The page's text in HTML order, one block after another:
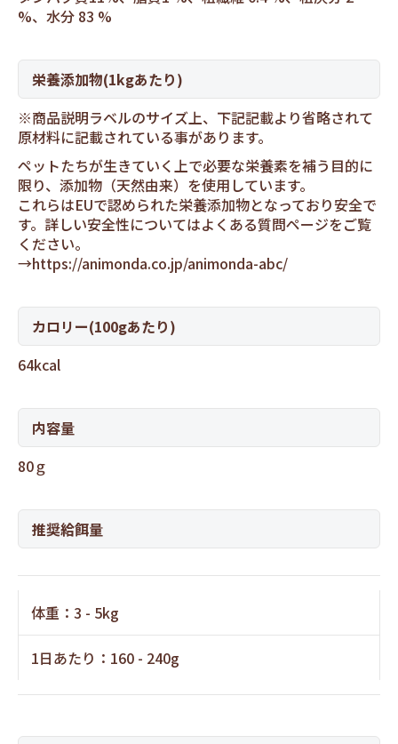
%、水分 83 %
栄養添加物(1kgあたり)
※商品説明ラベルのサイズ上、下記記載より省略されて
原材料に記載されている事があります。
ペットたちが生きていく上で必要な栄養素を補う目的に
限り、添加物（天然由来）を使用しています。
これらはEUで認められた栄養添加物となっており安全で
す。詳しい安全性についてはよくある質問ページをご覧
ください。
→https://animonda.co.jp/animonda-abc/
カロリー(100gあたり)
64kcal
内容量
80ｇ
推奨給餌量
体重：3 - 5kg
1日あたり：160 - 240g